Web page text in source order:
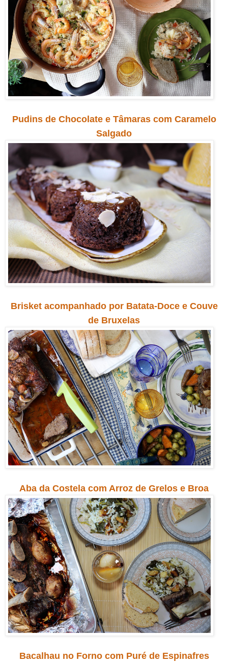
Pudins de Chocolate e Tâmaras com Caramelo
Salgado
Brisket acompanhado por Batata-Doce e Couve
de Bruxelas
Aba da Costela com Arroz de Grelos e Broa
Bacalhau no Forno com Puré de Espinafres